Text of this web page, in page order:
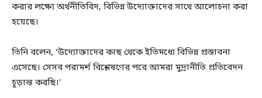
করার লক্ষ্যে অর্থনীতিবিদ, বিভিন্ন উদ্যোক্তাদের সাথে আলোচনা করা
হয়েছে।
তিনি বলেন, ‘উদ্যোক্তাদের কাছ থেকে ইতিমধ্যে বিভিন্ন প্রস্তাবনা
এসেছে। সেসব পরামর্শ বিশ্লেষণের পরে আমরা মুদ্রানীতি প্রতিবেদন
চূড়ান্ত করছি।’